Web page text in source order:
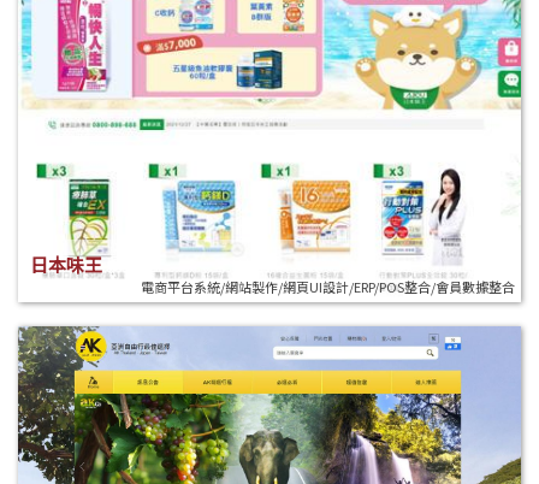
日本味王
電商平台系統/網站製作/網頁UI設計/ERP/POS整合/會員數據整合